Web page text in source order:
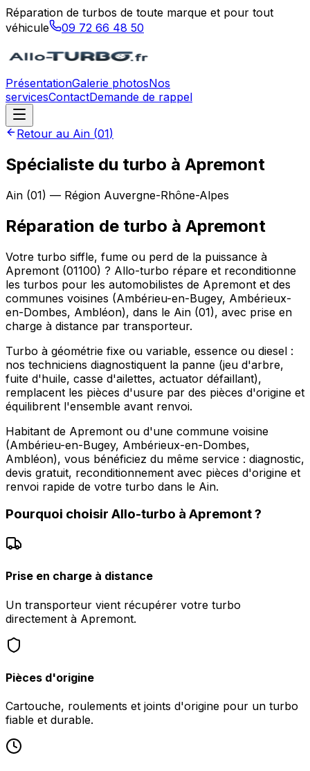
Réparation de turbos de toute marque et pour tout
véhicule
09 72 66 48 50
PrésentationGalerie photosNos
servicesContactDemande de rappel
Retour au Ain (01)
Spécialiste du turbo à Apremont
Ain (01) — Région Auvergne-Rhône-Alpes
Réparation de turbo à Apremont
Votre turbo siffle, fume ou perd de la puissance à
Apremont (01100) ? Allo-turbo répare et reconditionne
les turbos pour les automobilistes de Apremont et des
communes voisines (Ambérieu-en-Bugey, Ambérieux-
en-Dombes, Ambléon), dans le Ain (01), avec prise en
charge à distance par transporteur.
Turbo à géométrie fixe ou variable, essence ou diesel :
nos techniciens diagnostiquent la panne (jeu d'arbre,
fuite d'huile, casse d'ailettes, actuator défaillant),
remplacent les pièces d'usure par des pièces d'origine et
équilibrent l'ensemble avant renvoi.
Habitant de Apremont ou d'une commune voisine
(Ambérieu-en-Bugey, Ambérieux-en-Dombes,
Ambléon), vous bénéficiez du même service : diagnostic,
devis gratuit, reconditionnement avec pièces d'origine et
renvoi rapide de votre turbo dans le Ain.
Pourquoi choisir Allo-turbo à Apremont?
Prise en charge à distance
Un transporteur vient récupérer votre turbo
directement à Apremont.
Pièces d'origine
Cartouche, roulements et joints d'origine pour un turbo
fiable et durable.